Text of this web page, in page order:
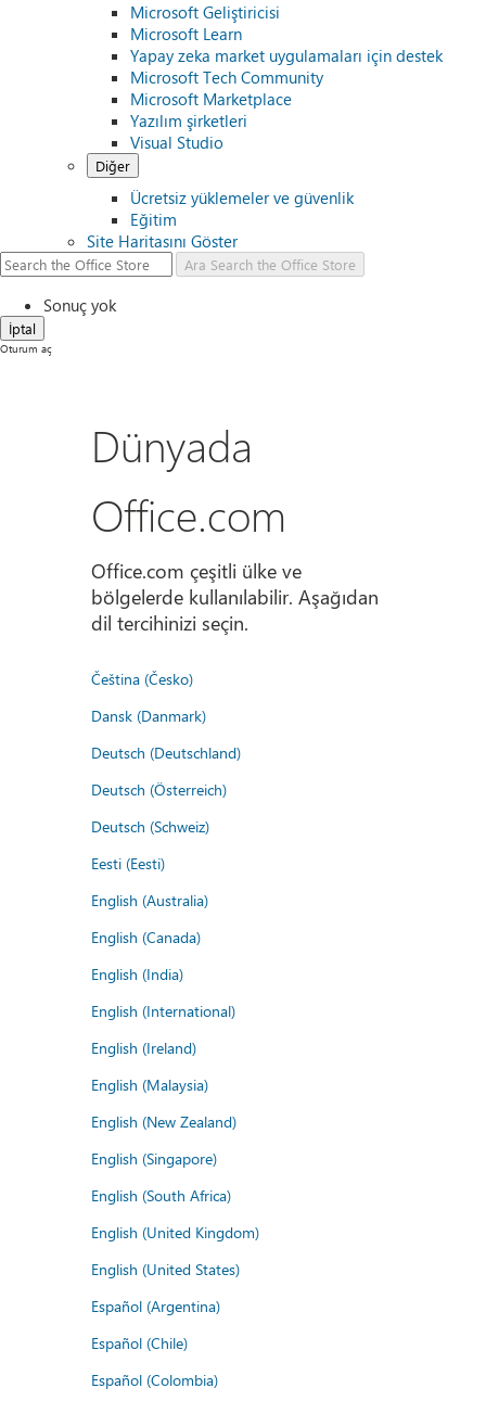
Microsoft Geliştiricisi
Microsoft Learn
Yapay zeka market uygulamaları için destek
Microsoft Tech Community
Microsoft Marketplace
Yazılım şirketleri
Visual Studio
Diğer
Ücretsiz yüklemeler ve güvenlik
Eğitim
Site Haritasını Göster
Ara Search the Office Store
Sonuç yok
İptal
Oturum aç
Dünyada
Office.com
Office.com çeşitli ülke ve
bölgelerde kullanılabilir. Aşağıdan
dil tercihinizi seçin.
Čeština (Česko)
Dansk (Danmark)
Deutsch (Deutschland)
Deutsch (Österreich)
Deutsch (Schweiz)
Eesti (Eesti)
English (Australia)
English (Canada)
English (India)
English (International)
English (Ireland)
English (Malaysia)
English (New Zealand)
English (Singapore)
English (South Africa)
English (United Kingdom)
English (United States)
Español (Argentina)
Español (Chile)
Español (Colombia)